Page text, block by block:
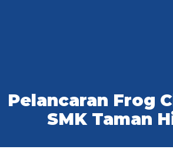
Pelancaran Frog
SMK Taman